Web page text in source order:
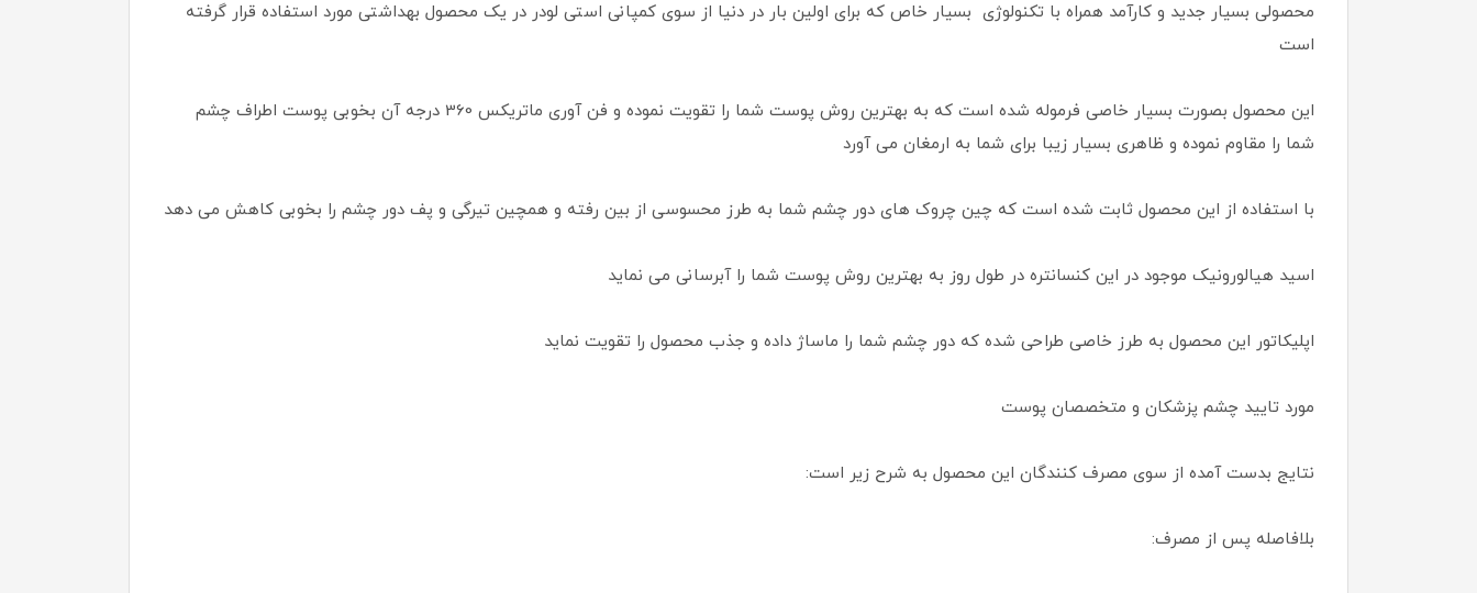
محصولی بسیار جدید و کارآمد همراه با تکنولوژی بسیار خاص که برای اولین بار در دنیا از سوی کمپانی استی لودر در یک محصول بهداشتی مورد استفاده قرار گرفته
است
این محصول بصورت بسیار خاصی فرموله شده است که به بهترین روش پوست شما را تقویت نموده و فن آوری ماتریکس 360 درجه آن بخوبی پوست اطراف چشم
شما را مقاوم نموده و ظاهری بسیار زیبا برای شما به ارمغان می آورد
با استفاده از این محصول ثابت شده است که چین چروک های دور چشم شما به طرز محسوسی از بین رفته و همچین تیرگی و پف دور چشم را بخوبی کاهش می دهد
اسید هیالورونیک موجود در این کنسانتره در طول روز به بهترین روش پوست شما را آبرسانی می نماید
اپلیکاتور این محصول به طرز خاصی طراحی شده که دور چشم شما را ماساژ داده و جذب محصول را تقویت نماید
مورد تایید چشم پزشکان و متخصصان پوست
نتایج بدست آمده از سوی مصرف کنندگان این محصول به شرح زیر است:
بلافاصله پس از مصرف: